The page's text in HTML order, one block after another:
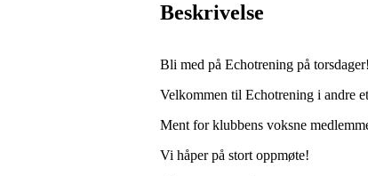
Beskrivelse
Bli med på Echotrening på torsdager!
Velkommen til Echotrening i andre
Ment for klubbens voksne
Vi håper på stort oppmøte!